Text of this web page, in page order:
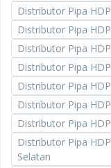
Distributor Pipa
Distributor Pipa
Distributor Pipa
Distributor Pipa
Distributor Pipa
Distributor Pipa
Distributor Pipa
Distributor Pipa
Selatan